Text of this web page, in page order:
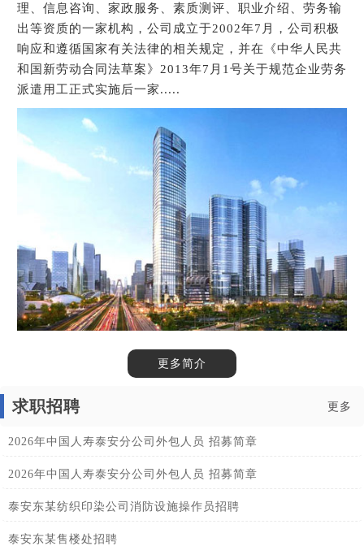
1 2 3
理、信息咨询、家政服务、素质测评、职业介绍、劳务输
出等资质的一家机构，公司成立于2002年7月，公司积极
响应和遵循国家有关法律的相关规定，并在《中华人民共
和国新劳动合同法草案》2013年7月1号关于规范企业劳务
派遣用工正式实施后一家.....
更多简介
求职招聘 更多
2026年中国人寿泰安分公司外包人员 招募简章
2026年中国人寿泰安分公司外包人员 招募简章
泰安东某纺织印染公司消防设施操作员招聘
泰安东某售楼处招聘